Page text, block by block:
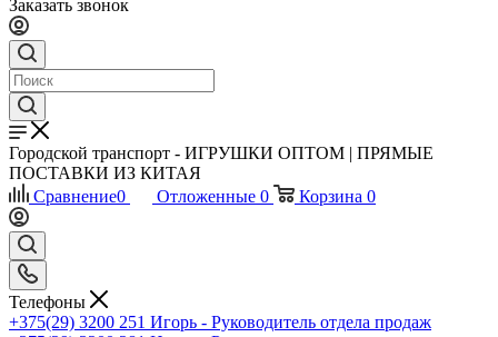
Заказать звонок
Городской транспорт - ИГРУШКИ ОПТОМ | ПРЯМЫЕ
ПОСТАВКИ ИЗ КИТАЯ
Сравнение0 Отложенные 0 Корзина 0
Телефоны
+375(29) 3200 251 Игорь - Руководитель отдела продаж